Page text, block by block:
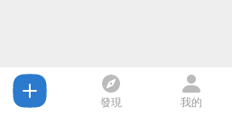
發現 我的